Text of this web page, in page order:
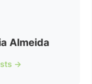
Almeida
→